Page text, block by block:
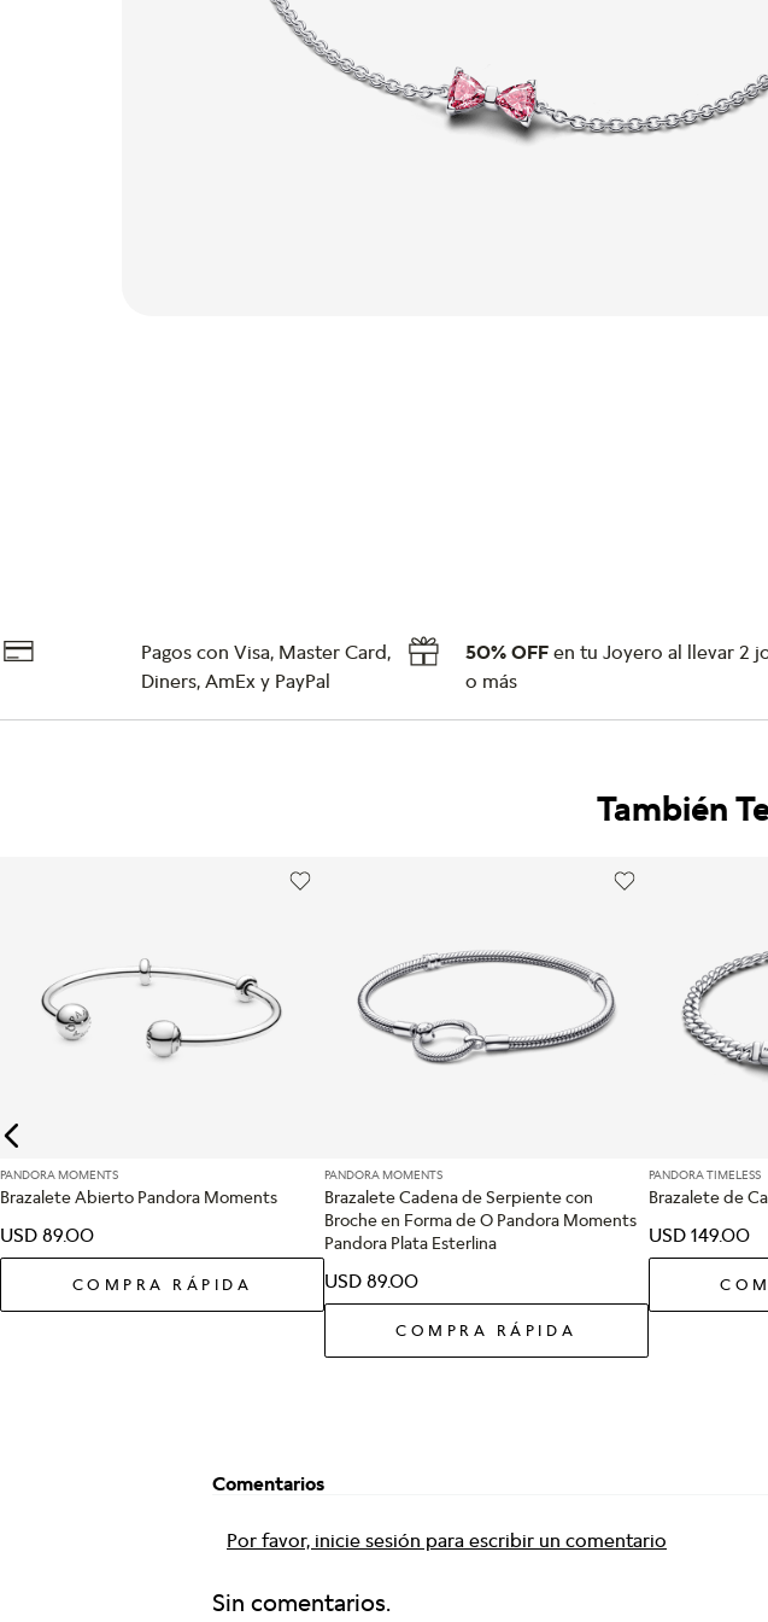
Pagos con Visa, Master Card,
Diners, AmEx y PayPal
50% OFFen tu Joyero al llevar 2
o más
También
PANDORA MOMENTS
Brazalete Abierto Pandora Moments
USD 89.00
COMPRA RÁPIDA
PANDORA MOMENTS
Brazalete Cadena de Serpiente con
Broche en Forma de O Pandora Moments
Pandora Plata Esterlina
USD 89.00
COMPRA RÁPIDA
PANDORA TIMELESS
Brazalete de
USD 149.00
Comentarios
Por favor, inicie sesión para escribir un comentario
Sin comentarios.